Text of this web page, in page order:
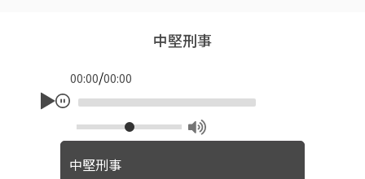
中堅刑事
00:00/00:00
中堅刑事